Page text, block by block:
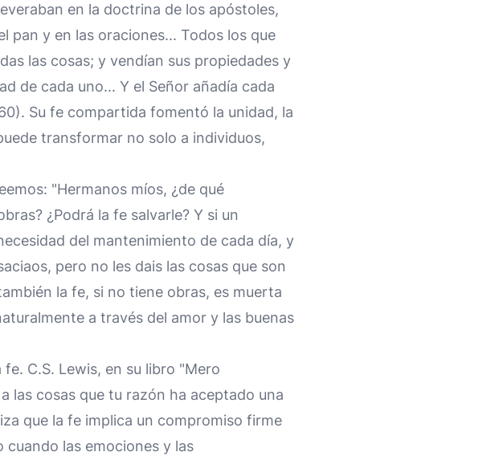
en la doctrina de los apóstoles,
pan y en las oraciones... Todos los que
las cosas; y vendían sus propiedades y
de cada uno... Y el Señor añadía cada
Su fe compartida fomentó la unidad, la
transformar no solo a individuos,
"Hermanos míos, ¿de qué
¿Podrá la fe salvarle? Y si un
del mantenimiento de cada día, y
pero no les dais las cosas que son
la fe, si no tiene obras, es muerta
a través del amor y las buenas
C.S. Lewis, en su libro "Mero
las cosas que tu razón ha aceptado una
que la fe implica un compromiso firme
cuando las emociones y las